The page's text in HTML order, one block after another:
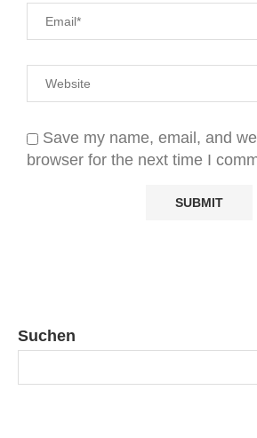
Save my name, email, and
browser for the next time I
Suchen